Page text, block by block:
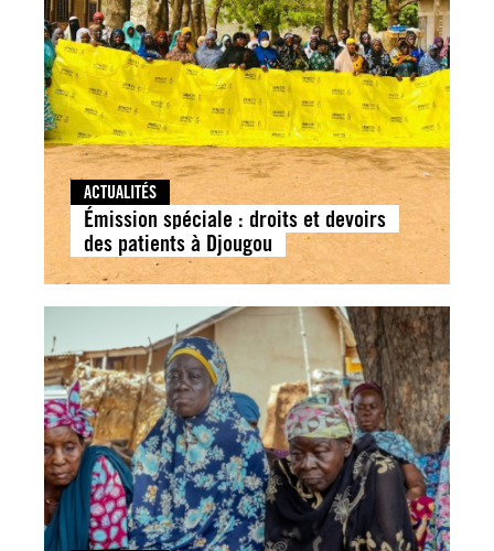
ACTUALITÉS
Émission spéciale : droits et devoirs
des patients à Djougou